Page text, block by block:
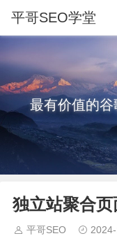
平哥SEO学堂
最有价值的
独立站聚合
平哥SEO